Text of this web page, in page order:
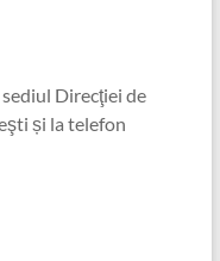
Direcţiei de
și la telefon